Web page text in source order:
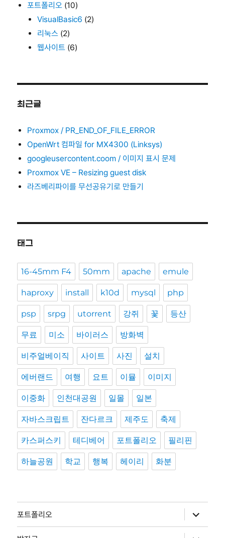
포트폴리오 (10)
VisualBasic6 (2)
리눅스 (2)
웹사이트 (6)
최근글
Proxmox / PR_END_OF_FILE_ERROR
OpenWrt 컴파일 for MX4300 (Linksys)
googleusercontent.coom / 이미지 표시 문제
Proxmox VE – Resizing guest disk
라즈베리파이를 무선공유기로 만들기
태그
16-45mm F4 50mm apache emule
haproxy install k10d mysql php
psp srpg utorrent 강쥐 꽃 등산
무료 미소 바이러스 방화벽
비주얼베이직 사이트 사진 설치
에버랜드 여행 요트 이뮬 이미지
이중화 인천대공원 일몰 일본
자바스크립트 잔다르크 제주도 축제
카스퍼스키 테디베어 포트폴리오 필리핀
하늘공원 학교 행복 헤이리 화분
포트폴리오
위
메
뉴